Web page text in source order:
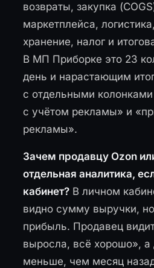
возвраты, закупка
маркетплейса,
хранение, налог и
В МП Приборке это 23
день и нарастающим
с отдельными
с учётом рекламы» и
рекламы».
Зачем продавцу Ozon
отдельная аналитика,
кабинет? В личном
видно сумму выручки,
прибыль. Продавец
выросла, всё хорошо», а
меньше, чем месяц